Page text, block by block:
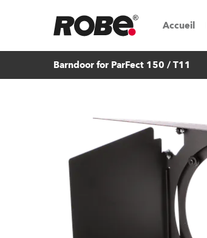
Accueil
Barndoor for ParFect 150 / T11